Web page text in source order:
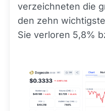
verzeichneten die
den zehn
Sie verloren 5,8%